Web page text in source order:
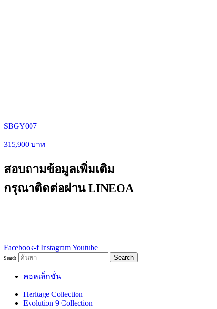
SBGY007
315,900 บาท
สอบถามข้อมูลเพิ่มเติม
กรุณาติดต่อผ่าน LINEOA
Facebook-f InstagramYoutube
Search Search
คอลเล็กชั่น
Heritage Collection
Evolution 9 Collection